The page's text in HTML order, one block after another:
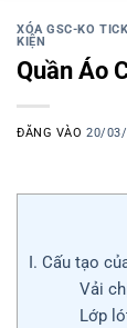
XÓA GSC-KO
KIỆN
Quần Áo
ĐĂNG VÀO20/
I. Cấu tạo
Vải
Lớp